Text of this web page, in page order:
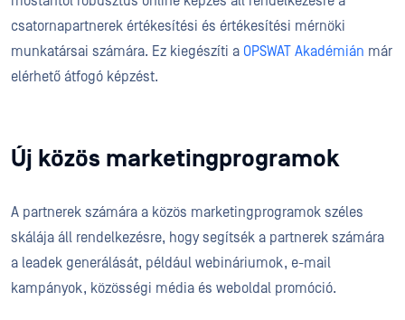
csatornapartnerek értékesítési és értékesítési mérnöki
munkatársai számára. Ez kiegészíti a OPSWAT Akadémián már
elérhető átfogó képzést.
Új közös marketingprogramok
A partnerek számára a közös marketingprogramok széles
skálája áll rendelkezésre, hogy segítsék a partnerek számára
a leadek generálását, például webináriumok, e-mail
kampányok, közösségi média és weboldal promóció.